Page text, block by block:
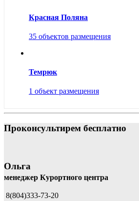
Красная Поляна
35 объектов размещения
Темрюк
1 объект размещения
Проконсультирем бесплатно
Ольга
менеджер Курортного центра
8(804)333-73-20